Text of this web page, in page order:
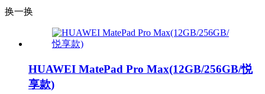
换一换
HUAWEI MatePad Pro Max(12GB/256GB/悦
享款)